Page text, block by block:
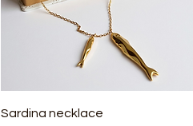
Sardina necklace